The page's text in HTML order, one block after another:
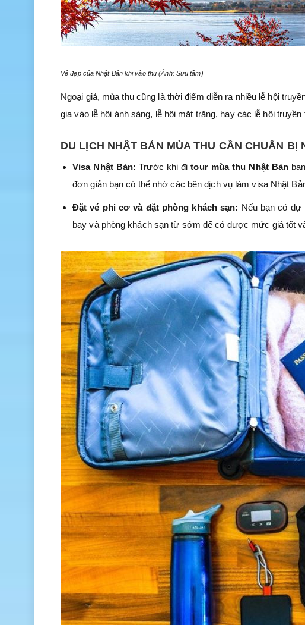
Vẻ đẹp của Nhật Bản khi vào thu (Ảnh: Sưu tầm)
Ngoại giả, mùa thu cũng là thời điểm diễn ra nhiều lễ hội
gia vào lễ hội ánh sáng, lễ hội mặt trăng, hay các lễ hội
DU LỊCH NHẬT BẢN MÙA THU CẦN CHUẨN BỊ
Visa Nhật Bản: Trước khi đi tour mùa thu Nhật Bản
đơn giản bạn có thể nhờ các bên dịch vụ làm visa Nhật
Đặt vé phi cơ và đặt phòng khách sạn: Nếu bạn có dự
bay và phòng khách sạn từ sớm để có được mức giá tốt